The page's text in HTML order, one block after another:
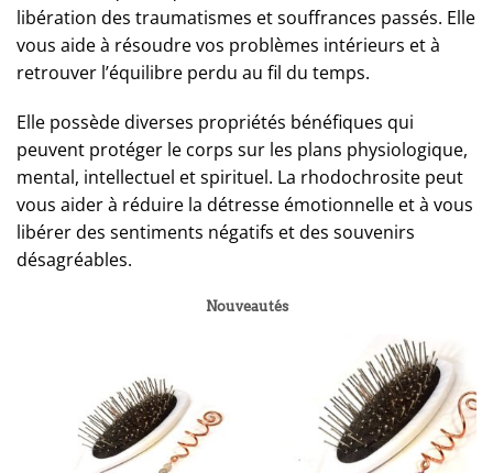
libération des traumatismes et souffrances passés. Elle
vous aide à résoudre vos problèmes intérieurs et à
retrouver l’équilibre perdu au fil du temps.
Elle possède diverses propriétés bénéfiques qui
peuvent protéger le corps sur les plans physiologique,
mental, intellectuel et spirituel. La rhodochrosite peut
vous aider à réduire la détresse émotionnelle et à vous
libérer des sentiments négatifs et des souvenirs
désagréables.
Nouveautés